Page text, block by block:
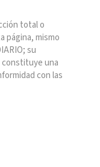
total o
página, mismo
su
una
con las